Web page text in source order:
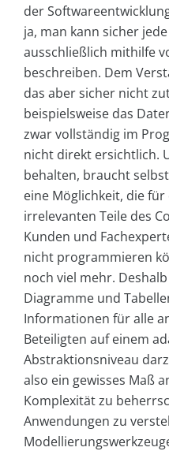
der
ja, man kann sicher
ausschließlich mithilfe
beschreiben. Dem
das aber sicher nicht
beispielsweise das
zwar vollständig im
nicht direkt ersichtlich.
behalten, braucht
eine Möglichkeit, die
irrelevanten Teile des
Kunden und
nicht programmieren
noch viel mehr.
Diagramme und
Informationen für alle
Beteiligten auf einem
Abstraktionsniveau
also ein gewisses Maß
Komplexität zu
Anwendungen zu